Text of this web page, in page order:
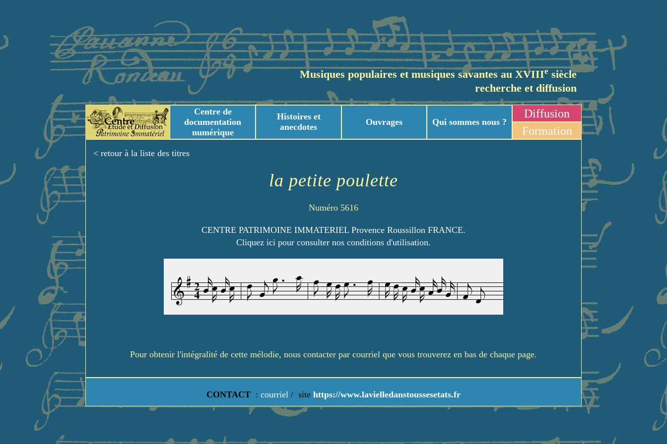
Musiques populaires et musiques savantes au XVIIIesiècle
recherche et diffusion
Centre de
documentation
numérique
Histoires et
anecdotes
Ouvrages Qui sommes nous ?
Diffusion
Formation
< retour à la liste des titres
la petite poulette
Numéro 5616
CENTRE PATRIMOINE IMMATERIEL Provence Roussillon FRANCE.
Cliquez ici pour consulter nos conditions d'utilisation.
Pour obtenir l'intégralité de cette mélodie, nous contacter par courriel que vous trouverez en bas de chaque page.
CONTACT : courriel / site https://www.lavielledanstoussesetats.fr